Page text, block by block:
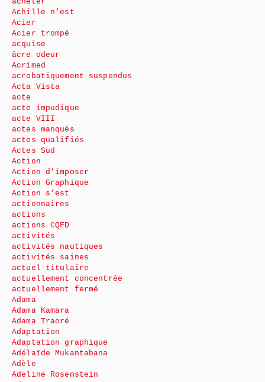
Achille n’est
Acier
Acier trompé
acquise
âcre odeur
Acrimed
acrobatiquement suspendus
Acta Vista
acte
acte impudique
acte VIII
actes manqués
actes qualifiés
Actes Sud
Action
Action d’imposer
Action Graphique
Action s’est
actionnaires
actions
actions CQFD
activités
activités nautiques
activités saines
actuel titulaire
actuellement concentrée
actuellement fermé
Adama
Adama Kamara
Adama Traoré
Adaptation
Adaptation graphique
Adélaïde Mukantabana
Adèle
Adeline Rosenstein